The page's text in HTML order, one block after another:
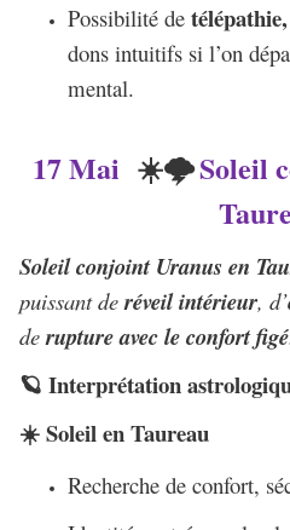
Possibilité de
dons intuitifs si l’on
mental.
17 Mai ☀️🌩️Soleil
Soleil conjoint Uranus en
puissant deréveil intérieur, d’
derupture avec le confort figé
🪐 Interprétation
☀️ Soleil en Taureau
Recherche de confort,